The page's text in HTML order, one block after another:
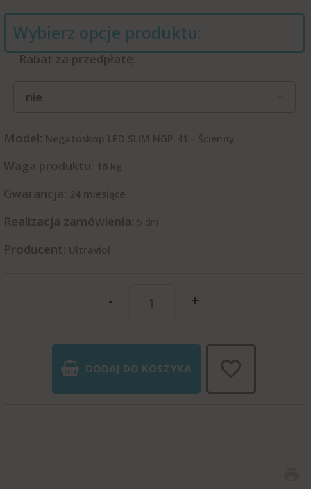
Wybierz opcje produktu:
Rabat za przedpłatę:
nie
Model: Negatoskop LED SLIM NGP-41 - Ścienny
Waga produktu: 16 kg
Gwarancja: 24 miesiące
Realizacja zamówienia: 5 dni
Producent: Ultraviol
- +
DODAJ DO KOSZYKA